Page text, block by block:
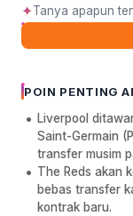
✦
POIN PENTING
Liverpool
Saint-Germain
transfer musim
The Reds akan
bebas transfer
kontrak baru.